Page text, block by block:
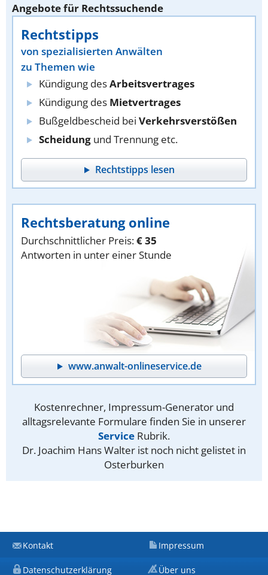
Angebote für Rechtssuchende
Rechtstipps
von spezialisierten Anwälten
zu Themen wie
Kündigung desArbeitsvertrages
Kündigung des Mietvertrages
Bußgeldbescheid bei Verkehrsverstößen
Scheidung und Trennung etc.
Rechtstipps lesen
Rechtsberatung online
Durchschnittlicher Preis:€ 35
Antworten in unter einer Stunde
www.anwalt-onlineservice.de
Kostenrechner, Impressum-Generator und
alltagsrelevante Formulare finden Sie in unserer
Service Rubrik.
Dr. Joachim Hans Walter ist noch nicht gelistet in
Osterburken
Kontakt Impressum
Datenschutzerklärung Über uns